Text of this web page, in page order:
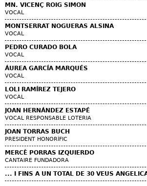
MN. VICENÇ ROIG SIMON
VOCAL
MONTSERRAT NOGUERAS ALSINA
VOCAL
PEDRO CURADO BOLA
VOCAL
ÁUREA GARCÍA MARQUÉS
VOCAL
LOLI RAMÍREZ TEJERO
VOCAL
JOAN HERNÁNDEZ ESTAPÉ
VOCAL RESPONSABLE LOTERIA
JOAN TORRAS BUCH
PRESIDENT HONORÍFIC
MERCÈ PORRAS IZQUIERDO
CANTAIRE FUNDADORA
... I FINS A UN TOTAL DE 30 VEUS